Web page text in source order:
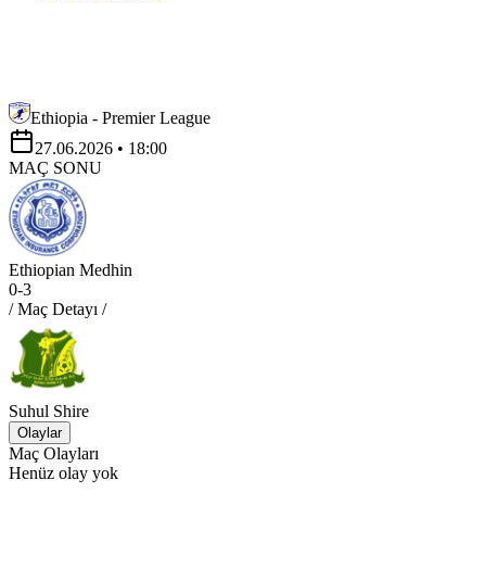
Ethiopia - Premier League
27.06.2026 • 18:00
MAÇ SONU
Ethiopian Medhin
0-3
/ Maç Detayı /
Suhul Shire
Olaylar
Maç Olayları
Henüz olay yok